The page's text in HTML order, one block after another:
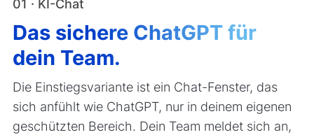
01 · KI-Chat
Das sichere ChatGPT für
dein Team.
Die Einstiegsvariante ist ein Chat-Fenster, das
sich anfühlt wie ChatGPT, nur in deinem eigenen
geschützten Bereich. Dein Team meldet sich an,